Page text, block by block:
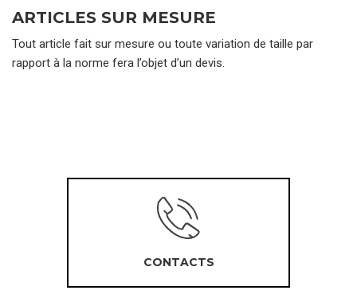
ARTICLES SUR MESURE
Tout article fait sur mesure ou toute variation de taille par
rapport à la norme fera l’objet d’un devis.
CONTACTS